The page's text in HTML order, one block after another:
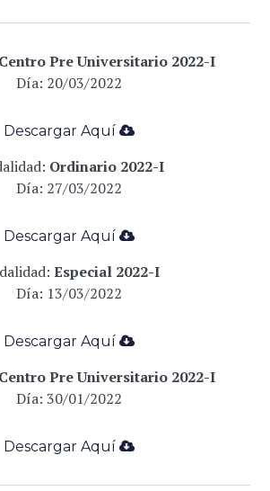
Centro Pre Universitario 2022-I
Día: 20/03/2022
Descargar Aquí
Ordinario 2022-I
Día: 27/03/2022
Descargar Aquí
Especial 2022-I
Día: 13/03/2022
Descargar Aquí
Centro Pre Universitario 2022-I
Día: 30/01/2022
Descargar Aquí